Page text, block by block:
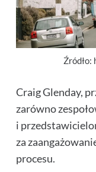
Craig Glenday,
zarówno
i
za
procesu.